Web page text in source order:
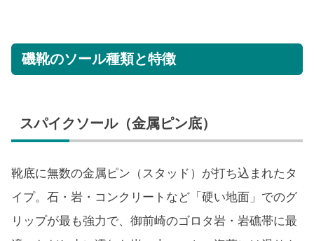
磯靴のソール種類と特徴
スパイクソール（金属ピン底）
靴底に無数の金属ピン（スタッド）が打ち込まれたタ
イプ。石・岩・コンクリートなど「硬い地面」でのグ
リップが最も強力で、御前崎のゴロタ岩・岩礁帯に最